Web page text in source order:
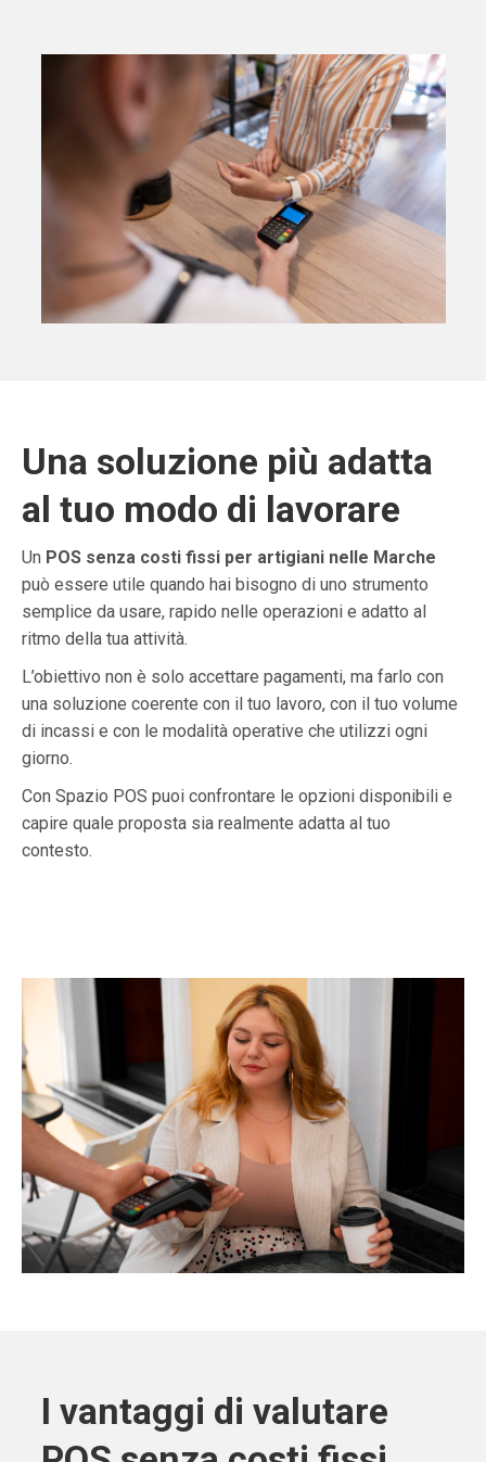
Una soluzione più adatta
al tuo modo di lavorare
Un POS senza costi fissi per artigiani nelle Marche
può essere utile quando hai bisogno di uno strumento
semplice da usare, rapido nelle operazioni e adatto al
ritmo della tua attività.
L’obiettivo non è solo accettare pagamenti, ma farlo con
una soluzione coerente con il tuo lavoro, con il tuo volume
di incassi e con le modalità operative che utilizzi ogni
giorno.
Con Spazio POS puoi confrontare le opzioni disponibili e
capire quale proposta sia realmente adatta al tuo
contesto.
I vantaggi di valutare